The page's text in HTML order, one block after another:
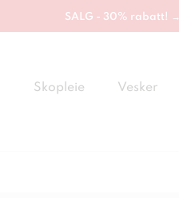
SALG - 30% rabatt! →
Skopleie Vesker